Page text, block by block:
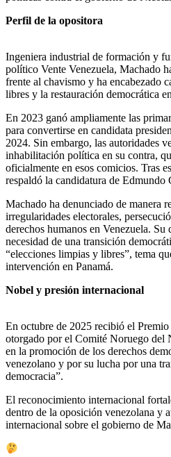
Perfil de la opositora
Ingeniera industrial de formación y
político Vente Venezuela, Machado
frente al chavismo y ha encabezado
libres y la restauración democrática
En 2023 ganó ampliamente las
para convertirse en candidata
2024. Sin embargo, las autoridades
inhabilitación política en su contra,
oficialmente en esos comicios. Tras
respaldó la candidatura de Edmundo
Machado ha denunciado de manera
irregularidades electorales,
derechos humanos en Venezuela. Su
necesidad de una transición
“elecciones limpias y libres”, tema
intervención en Panamá.
Nobel y presión internacional
En octubre de 2025 recibió el
otorgado por el Comité Noruego del
en la promoción de los derechos
venezolano y por su lucha por una
democracia”.
El reconocimiento internacional
dentro de la oposición venezolana y
internacional sobre el gobierno de